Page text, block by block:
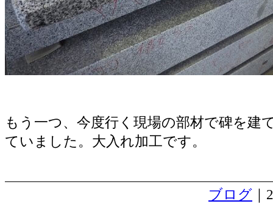
もう一つ、今度行く現場の部材で碑を建
ていました。大入れ加工です。
ブログ